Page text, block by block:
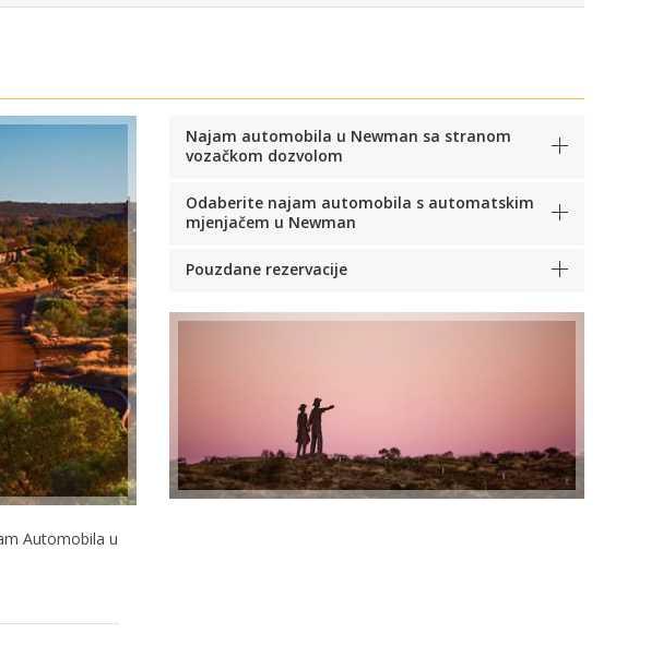
Automobila u
Najam automobila u Newman sa stranom
vozačkom dozvolom
Odaberite najam automobila s automatskim
mjenjačem u Newman
Pouzdane rezervacije
naših